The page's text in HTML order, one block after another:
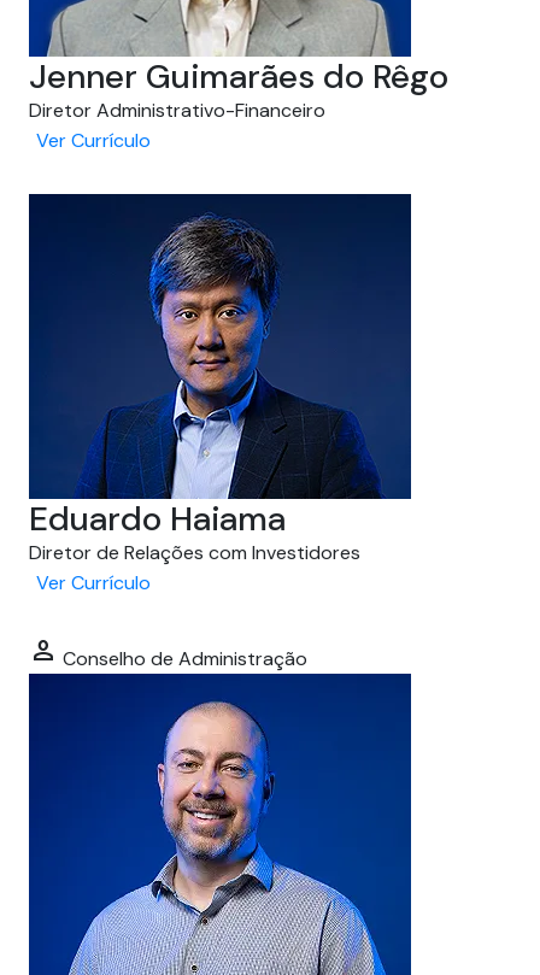
Jenner Guimarães do Rêgo
Diretor Administrativo-Financeiro
Ver Currículo
Eduardo Haiama
Diretor de Relações com Investidores
Ver Currículo
person Conselho de Administração